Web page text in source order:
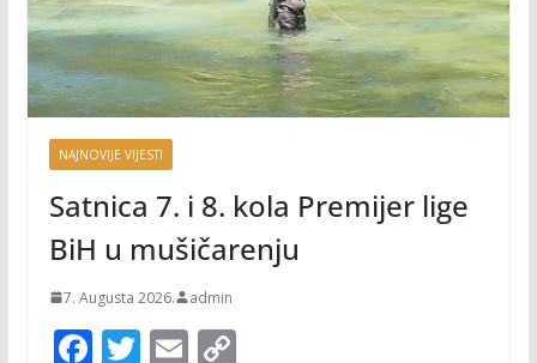
NAJNOVIJE VIJESTI
Satnica 7. i 8. kola Premijer lige
BiH u mušičarenju
7. Augusta 2026. admin
F T E C